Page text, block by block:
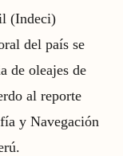
(Indeci)
del país se
de oleajes de
al reporte
y Navegación